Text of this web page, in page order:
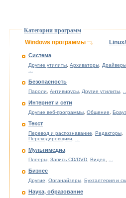
Категории программ
Windows программы
Система
Другие утилиты, Архиваторы,
...
Безопасность
Пароли, Антивирусы, Другие утилиты,
Интернет и сети
Другие веб-программы, Общение,
Текст
Перевод и распознавание, Редакторы,
Перекодировщики, ...
Мультимедиа
Плееры, Запись CD/DVD, Видео, ...
Бизнес
Другие, Органайзеры, Бухгалтерия и
Наука, образование